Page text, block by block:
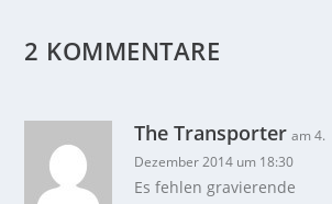
2 KOMMENTARE
The Transporter am 4.
Dezember 2014 um 18:30
Es fehlen gravierende